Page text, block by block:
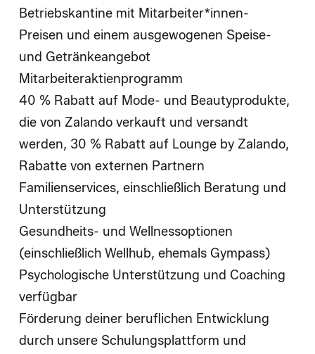
Betriebskantine mit Mitarbeiter*innen-
Preisen und einem ausgewogenen Speise-
und Getränkeangebot
Mitarbeiteraktienprogramm
40 % Rabatt auf Mode- und Beautyprodukte,
die von Zalando verkauft und versandt
werden, 30 % Rabatt auf Lounge by Zalando,
Rabatte von externen Partnern
Familienservices, einschließlich Beratung und
Unterstützung
Gesundheits- und Wellnessoptionen
(einschließlich Wellhub, ehemals Gympass)
Psychologische Unterstützung und Coaching
verfügbar
Förderung deiner beruflichen Entwicklung
durch unsere Schulungsplattform und